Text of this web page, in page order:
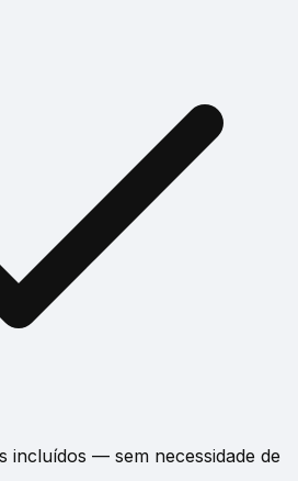
incluídos — sem necessidade de